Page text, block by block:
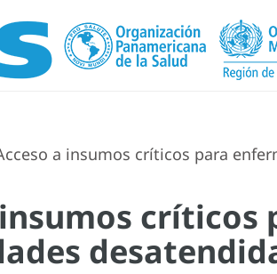
a insumos críticos para
críticos